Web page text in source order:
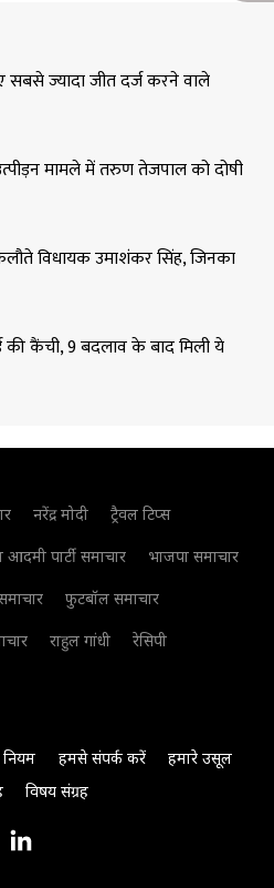
सबसे ज्यादा जीत दर्ज करने वाले
मामले में तरुण तेजपाल को दोषी
विधायक उमाशंकर सिंह, जिनका
की कैंची, 9 बदलाव के बाद मिली ये
नरेंद्र मोदी
ट्रैवल टिप्स
पार्टी समाचार
भाजपा समाचार
फुटबॉल समाचार
राहुल गांधी
रेसिपी
नियम हमसे संपर्क करें
हमारे उसूल
विषय संग्रह